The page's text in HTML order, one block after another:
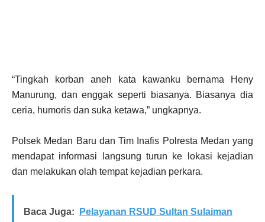
“Tingkah korban aneh kata kawanku bernama Heny
Manurung, dan enggak seperti biasanya. Biasanya dia
ceria, humoris dan suka ketawa,” ungkapnya.
Polsek Medan Baru dan Tim Inafis Polresta Medan yang
mendapat informasi langsung turun ke lokasi kejadian
dan melakukan olah tempat kejadian perkara.
Baca Juga:
Pelayanan RSUD Sultan Sulaiman